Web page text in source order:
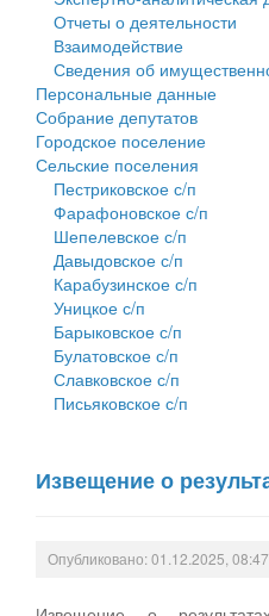
Отчеты о деятельности
Взаимодействие
Сведения об
Персональные данные
Собрание депутатов
Городское поселение
Сельские поселения
Пестриковское с/п
Фарафоновское с/п
Шепелевское с/п
Давыдовское с/п
Карабузинское с/п
Уницкое с/п
Барыковское с/п
Булатовское с/п
Славковское с/п
Письяковское с/п
Извещение о
Опубликовано: 01.12.2025, 08:47